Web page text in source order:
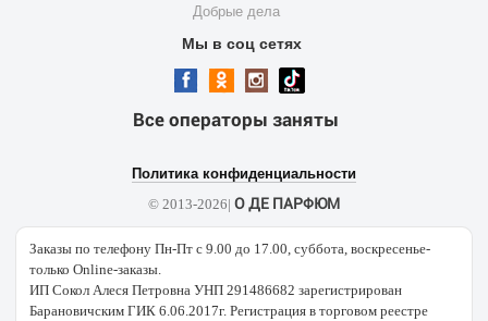
Добрые дела
Мы в соц сетях
Все операторы заняты
Политика конфиденциальности
© 2013-2026| О ДЕ ПАРФЮМ
Заказы по телефону Пн-Пт с 9.00 до 17.00, суббота, воскресенье-
только Online-заказы.
ИП Сокол Алеся Петровна УНП 291486682 зарегистрирован
Барановичским ГИК 6.06.2017г. Регистрация в торговом реестре